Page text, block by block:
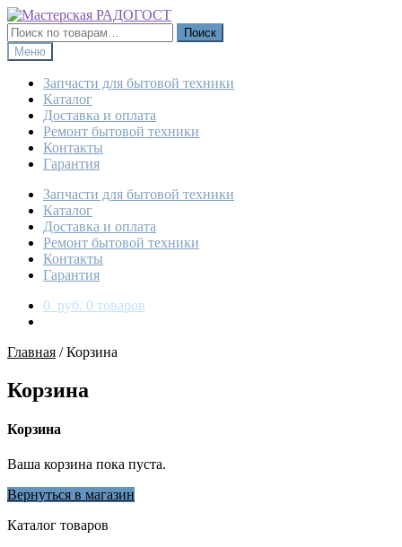
Перейти
к
навигации
Перейти
к
содержимому
Искать:
Поиск
Меню
Запчасти для бытовой техники
Каталог
Доставка и оплата
Ремонт бытовой техники
Контакты
Гарантия
Запчасти для бытовой техники
Каталог
Доставка и оплата
Ремонт бытовой техники
Контакты
Гарантия
0 руб. 0 товаров
Главная /Корзина
Корзина
Корзина
Ваша корзина пока пуста.
Вернуться в магазин
Каталог товаров